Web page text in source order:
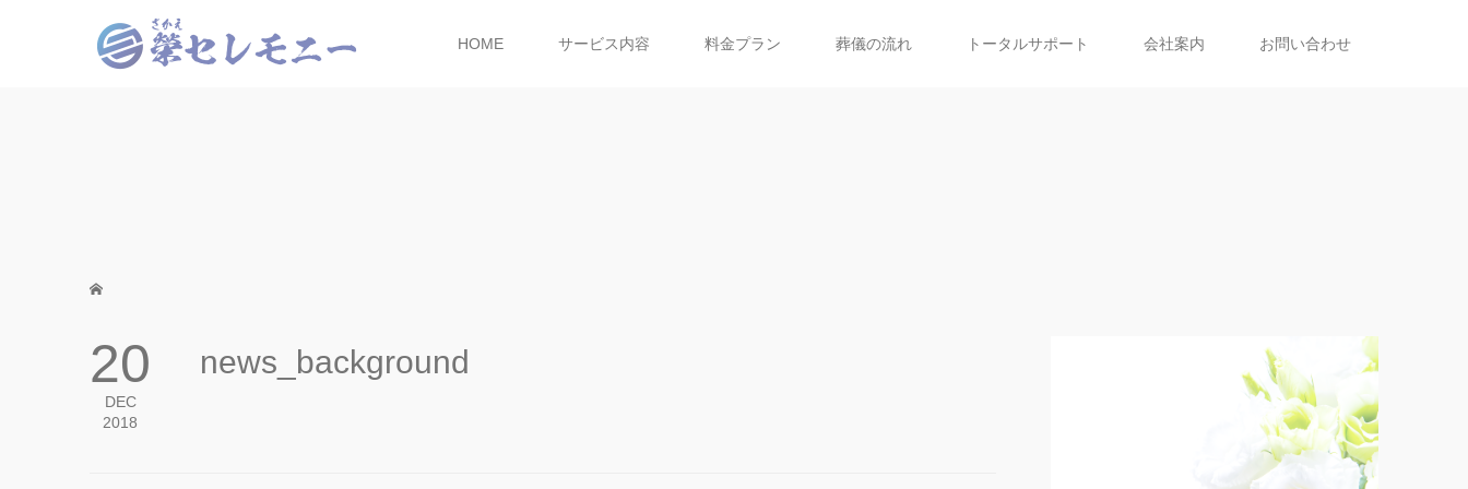
HOME サービス内容 料金プラン 葬儀の流れ トータルサポート 会社案内 お問い合わせ
20
DEC
2018
news_background